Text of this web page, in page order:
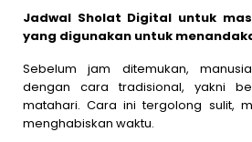
Jadwal Sholat Digital untuk
yang digunakan untuk
Sebelum jam ditemukan,
dengan cara tradisional, yakni
matahari. Cara ini tergolong sulit,
menghabiskan waktu.